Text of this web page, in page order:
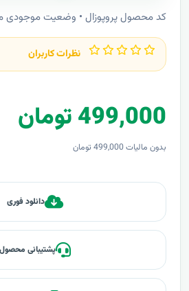
کد محصول پروپوزال • وضعیت موجودی
نظرات کاربران
499,000 تومان
بدون مالیات 499,000 تومان
دانلود فوری
پشتیبانی محصول